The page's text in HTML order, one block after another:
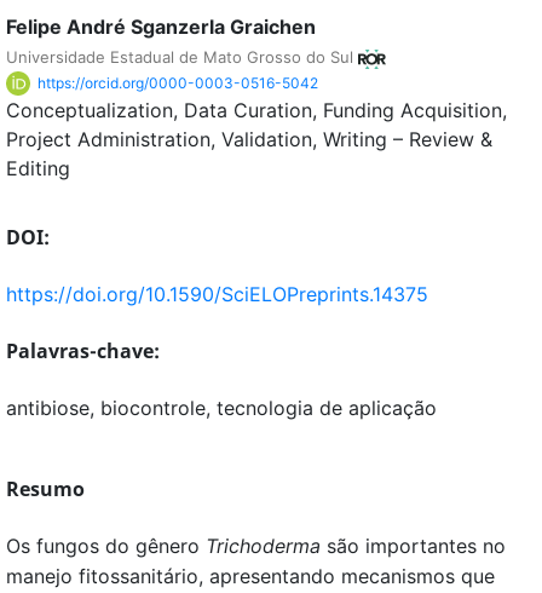
Felipe André Sganzerla Graichen
Universidade Estadual de Mato Grosso do Sul
https://orcid.org/0000-0003-0516-5042
Conceptualization Data Curation Funding Acquisition
Project Administration Validation Writing – Review &
Editing
DOI:
https://doi.org/10.1590/SciELOPreprints.14375
Palavras-chave:
antibiose, biocontrole, tecnologia de aplicação
Resumo
Os fungos do gênero Trichoderma são importantes no
manejo fitossanitário, apresentando mecanismos que